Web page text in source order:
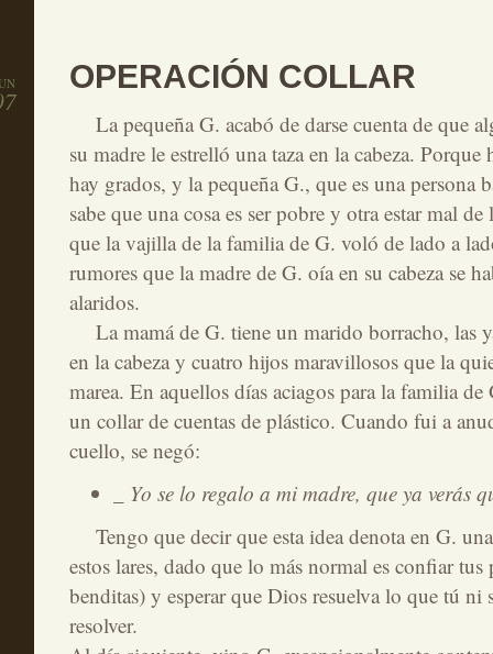
OPERACIÓN COLLAR
La pequeña G. acabó de darse cuenta de que
su madre le estrelló una taza en la cabeza. Porque
hay grados, y la pequeña G., que es una persona
sabe que una cosa es ser pobre y otra estar mal
que la vajilla de la familia de G. voló de lado a
rumores que la madre de G. oía en su cabeza se
alaridos.
La mamá de G. tiene un marido borracho, las
en la cabeza y cuatro hijos maravillosos que la
marea. En aquellos días aciagos para la familia de
un collar de cuentas de plástico. Cuando fui a
cuello, se negó:
_ Yo se lo regalo a mi madre, que ya verás
Tengo que decir que esta idea denota en G.
estos lares, dado que lo más normal es confiar tus
benditas) y esperar que Dios resuelva lo que tú ni
resolver.